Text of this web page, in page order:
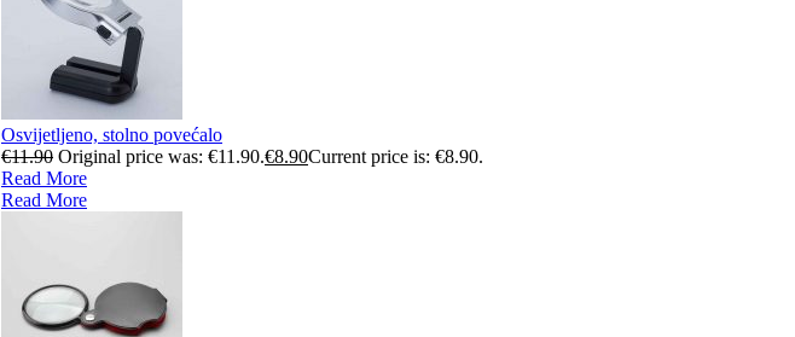
Osvijetljeno, stolno povećalo
€11.90 Original price was: €11.90.€8.90Current price is: €8.90.
Read More
Read More